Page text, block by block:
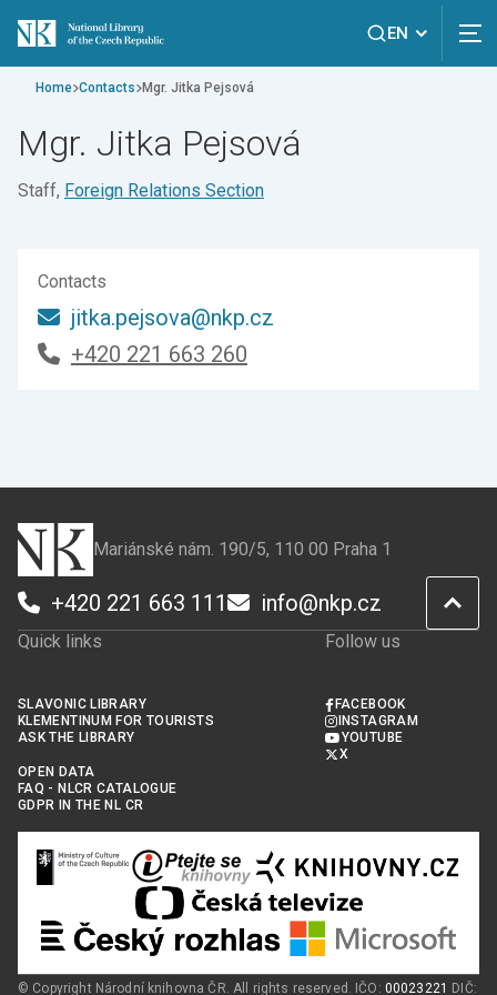
EN
Home Contacts Mgr. Jitka Pejsová
Mgr. Jitka Pejsová
Staff, Foreign Relations Section
Contacts
jitka.pejsova@nkp.cz
+420 221 663 260
Mariánské nám. 190/5, 110 00 Praha 1
+420 221 663 111 info@nkp.cz
Quick links
SLAVONIC LIBRARY
KLEMENTINUM FOR TOURISTS
ASK THE LIBRARY
OPEN DATA
FAQ - NLCR CATALOGUE
GDPR IN THE NL CR
Follow us
FACEBOOK
INSTAGRAM
YOUTUBE
X
© Copyright Národní knihovna ČR. All rights reserved. IČO: 00023221 DIČ: